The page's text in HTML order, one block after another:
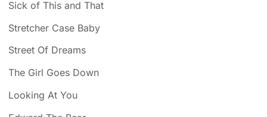
Sick of This and That
Stretcher Case Baby
Street Of Dreams
The Girl Goes Down
Looking At You